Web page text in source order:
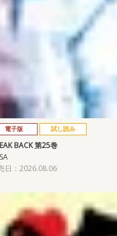
電子版 試し読み
BACK 第25巻
日：2026.08.06